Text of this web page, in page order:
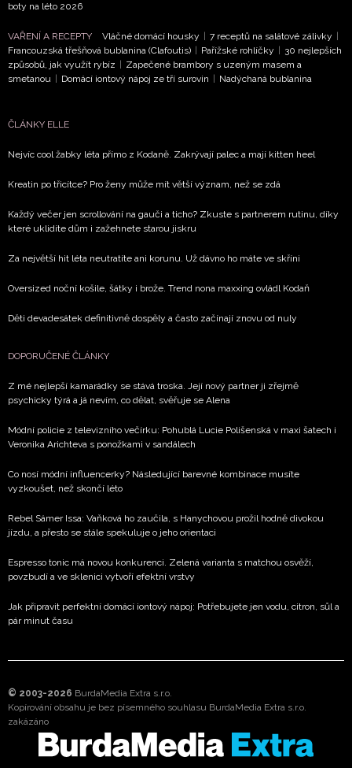
NEWSLETTER
ODESLAT
potvrzujete, že jste se seznámili se
ochrany soukromí- BurdaMedia Extra s.r.o. bude s
vyhodnocení akce a zasílání novinek.
Chcete navíc dostávat i další zajímavé a exkluzivní
informace od našich partnerů? Pokud souhlasíte se
zpracováním údajů k tomuto účelu podle
Zásad ochrany
boty na léto 2026
VAŘENÍ A RECEPTY Vláčné domácí housky 7 receptů na salátové zálivky
Francouzská třešňová bublanina (Clafoutis)
Pařížské rohlíčky
30 nejlepších
způsobů, jak využít rybíz
Zapečené brambory s uzeným masem a
smetanou
Domácí iontový nápoj ze tří surovin Nadýchaná bublanina
ČLÁNKY ELLE
Nejvíc cool žabky léta přímo z Kodaně. Zakrývají palec a mají kitten heel
Kreatin po třicítce? Pro ženy může mít větší význam, než se zdá
Každý večer jen scrollování na gauči a ticho? Zkuste s partnerem rutinu, díky
které uklidíte dům i zažehnete starou jiskru
Za největší hit léta neutratíte ani korunu. Už dávno ho máte ve skříni
Oversized noční košile, šátky i brože. Trend nona maxxing ovládl Kodaň
Děti devadesátek definitivně dospěly a často začínají znovu od nuly
DOPORUČENÉ ČLÁNKY
Z mé nejlepší kamarádky se stává troska. Její nový partner ji zřejmě
psychicky týrá a já nevím, co dělat, svěřuje se Alena
Módní policie z televizního večírku: Pohublá Lucie Polišenská v maxi šatech i
Veronika Arichteva s ponožkami v sandálech
Co nosí módní influencerky? Následující barevné kombinace musíte
vyzkoušet, než skončí léto
Rebel Sámer Issa: Vaňková ho zaučila, s Hanychovou prožil hodně divokou
jízdu, a přesto se stále spekuluje o jeho orientaci
Espresso tonic má novou konkurenci. Zelená varianta s matchou osvěží,
povzbudí a ve sklenici vytvoří efektní vrstvy
Jak připravit perfektní domácí iontový nápoj: Potřebujete jen vodu, citron, sůl a
pár minut času
© 2003-2026 BurdaMedia Extra s.r.o.
Kopírování obsahu je bez písemného souhlasu BurdaMedia Extra s.r.o.
zakázáno